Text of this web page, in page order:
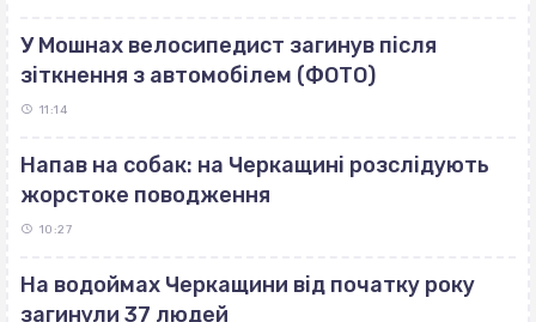
У Мошнах велосипедист загинув після
зіткнення з автомобілем (ФОТО)
11:14
Напав на собак: на Черкащині розслідують
жорстоке поводження
10:27
На водоймах Черкащини від початку року
загинули 37 людей